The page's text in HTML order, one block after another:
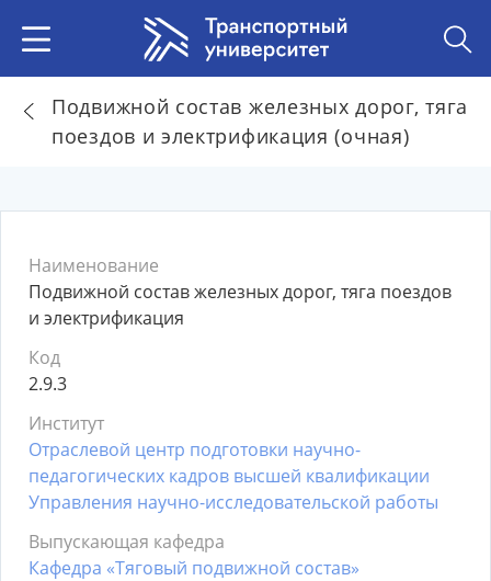
Подвижной состав железных дорог, тяга
поездов и электрификация (очная)
Наименование
Подвижной состав железных дорог, тяга поездов
и электрификация
Код
2.9.3
Институт
Отраслевой центр подготовки научно-
педагогических кадров высшей квалификации
Управления научно-исследовательской работы
Выпускающая кафедра
Кафедра «Тяговый подвижной состав»